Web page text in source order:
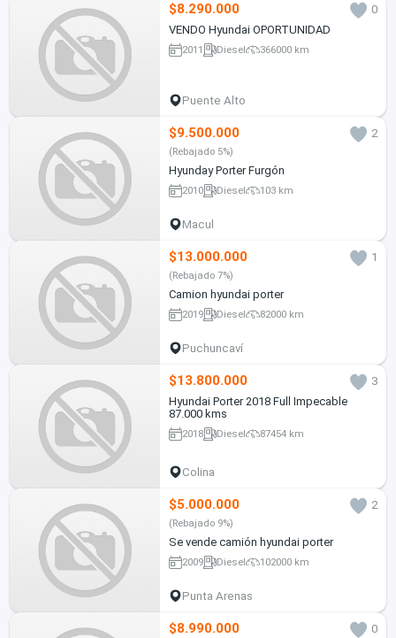
$8.290.000
0
VENDO Hyundai OPORTUNIDAD
2011 Diesel 366000 km
Puente Alto
$9.500.000 2
(Rebajado 5%)
Hyunday Porter Furgón
2010 Diesel 103 km
Macul
$13.000.000 1
(Rebajado 7%)
Camion hyundai porter
2019 Diesel 82000 km
Puchuncaví
$13.800.000
3
Hyundai Porter 2018 Full Impecable
87.000 kms
2018 Diesel 87454 km
Colina
$5.000.000 2
(Rebajado 9%)
Se vende camión hyundai porter
2009 Diesel 102000 km
Punta Arenas
$8.990.000 0